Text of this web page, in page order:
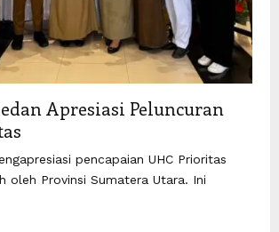
Apresiasi Peluncuran
pencapaian UHC Prioritas
oleh Provinsi Sumatera Utara. Ini